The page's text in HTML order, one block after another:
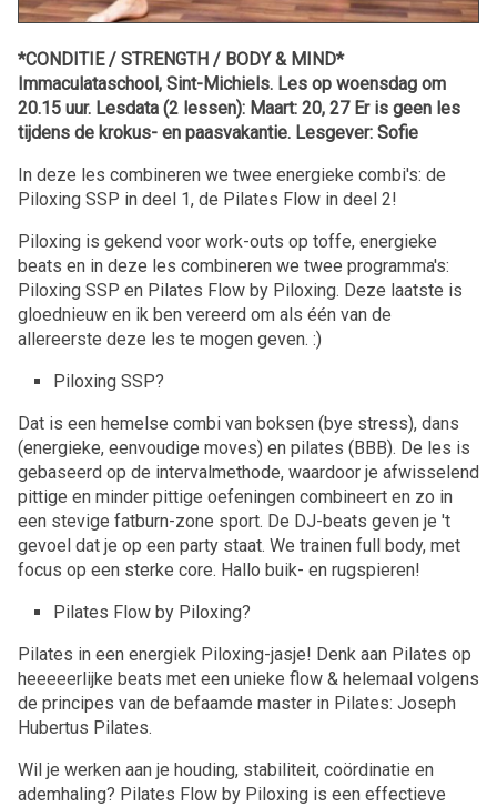
*CONDITIE / STRENGTH / BODY & MIND*
Immaculataschool, Sint-Michiels. Les op woensdag om
20.15 uur. Lesdata (2 lessen): Maart: 20, 27 Er is geen les
tijdens de krokus- en paasvakantie. Lesgever: Sofie
In deze les combineren we twee energieke combi's: de
Piloxing SSP in deel 1, de Pilates Flow in deel 2!
Piloxing is gekend voor work-outs op toffe, energieke
beats en in deze les combineren we twee programma's:
Piloxing SSP en Pilates Flow by Piloxing. Deze laatste is
gloednieuw en ik ben vereerd om als één van de
allereerste deze les te mogen geven. :)
Piloxing SSP?
Dat is een hemelse combi van boksen (bye stress), dans
(energieke, eenvoudige moves) en pilates (BBB). De les is
gebaseerd op de intervalmethode, waardoor je afwisselend
pittige en minder pittige oefeningen combineert en zo in
een stevige fatburn-zone sport. De DJ-beats geven je 't
gevoel dat je op een party staat. We trainen full body, met
focus op een sterke core. Hallo buik- en rugspieren!
Pilates Flow by Piloxing?
Pilates in een energiek Piloxing-jasje! Denk aan Pilates op
heeeeerlijke beats met een unieke flow & helemaal volgens
de principes van de befaamde master in Pilates: Joseph
Hubertus Pilates.
Wil je werken aan je houding, stabiliteit, coördinatie en
ademhaling? Pilates Flow by Piloxing is een effectieve